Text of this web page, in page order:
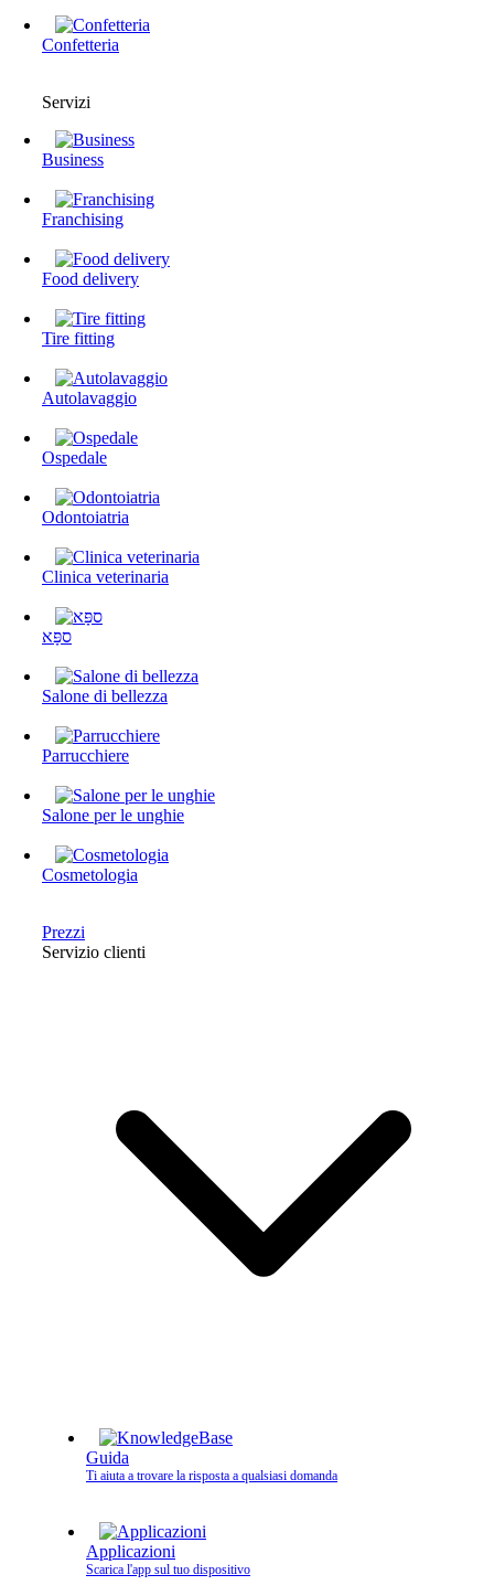
Confetteria
Servizi
Business
Franchising
Food delivery
Tire fitting
Autolavaggio
Ospedale
Odontoiatria
Clinica veterinaria
ספָּא
Salone di bellezza
Parrucchiere
Salone per le unghie
Cosmetologia
Prezzi
Servizio clienti
Guida
Ti aiuta a trovare la risposta a qualsiasi domanda
Applicazioni
Scarica l'app sul tuo dispositivo